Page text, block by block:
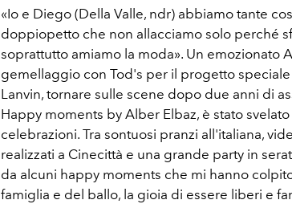
«Io e Diego (Della Valle, ndr) abbiamo tante
doppiopetto che non allacciamo solo perché
soprattutto amiamo la moda». Un emozionato
gemellaggio con Tod's per il progetto
Lanvin, tornare sulle scene dopo due anni di
Happy moments by Alber Elbaz, è stato
celebrazioni. Tra sontuosi pranzi all'italiana,
realizzati a Cinecittà e una grande party in
da alcuni happy moments che mi hanno
famiglia e del ballo, la gioia di essere liberi e